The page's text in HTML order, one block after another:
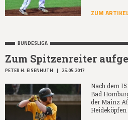
ZUM
BUNDESLIGA
Zum Spitzenreiter
PETER H. EISENHUTH | 25.05.2017
Nach dem
Bad
der Mainz